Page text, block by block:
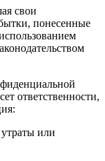
свои
понесенные
ответственности,
или